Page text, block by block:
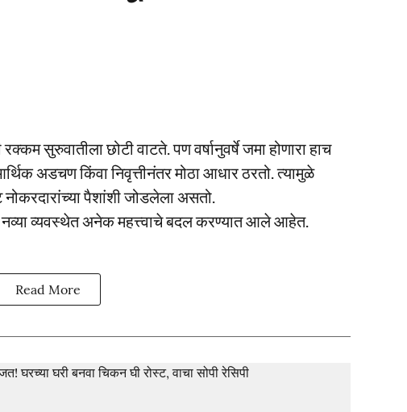
सुरुवातीला छोटी वाटते. पण वर्षानुवर्षे जमा होणारा हाच
अडचण किंवा निवृत्तीनंतर मोठा आधार ठरतो. त्यामुळे
पैशांशी जोडलेला असतो.
व्यवस्थेत अनेक महत्त्वाचे बदल करण्यात आले आहेत.
Read More